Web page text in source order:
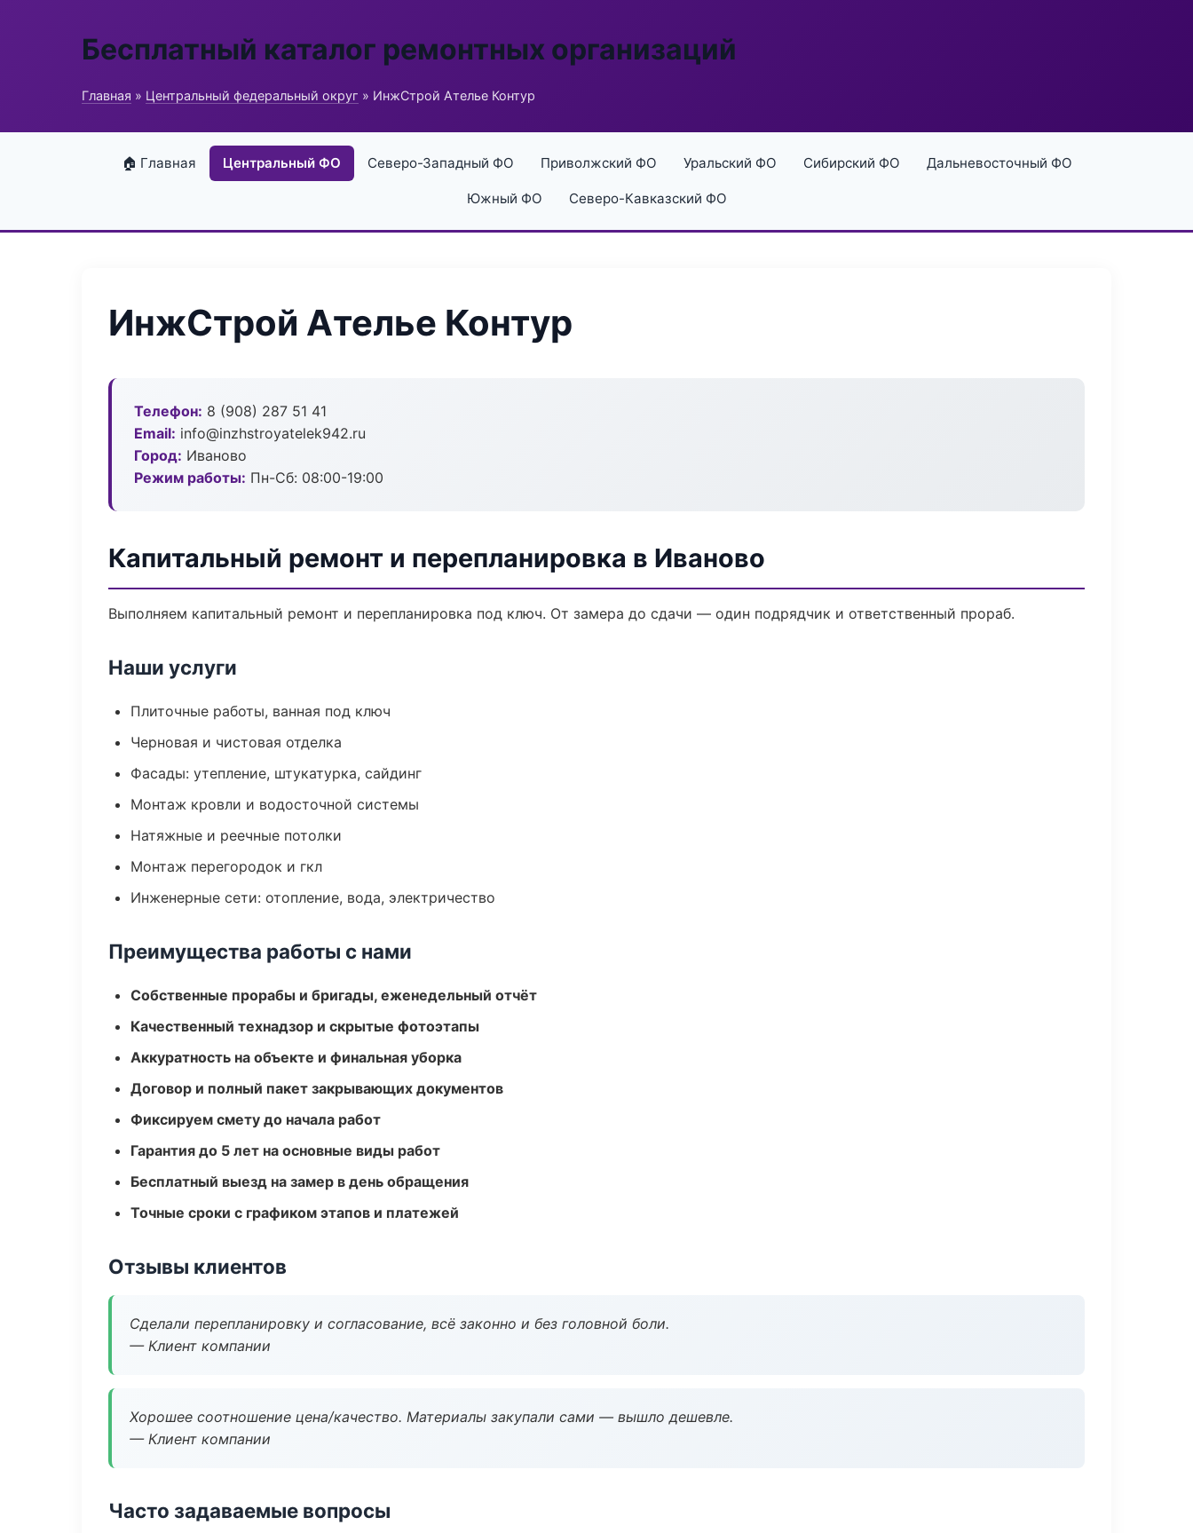
Бесплатный каталог ремонтных организаций
Главная » Центральный федеральный округ » ИнжСтрой Ателье Контур
🏠 Главная Центральный ФО Северо-Западный ФО Приволжский ФО Уральский ФО Сибирский ФО Дальневосточный ФО
Южный ФО Северо-Кавказский ФО
ИнжСтрой Ателье Контур
Телефон: 8 (908) 287 51 41
Email: info@inzhstroyatelek942.ru
Город: Иваново
Режим работы: Пн-Сб: 08:00-19:00
Капитальный ремонт и перепланировка в Иваново
Выполняем капитальный ремонт и перепланировка под ключ. От замера до сдачи — один подрядчик и ответственный прораб.
Наши услуги
Плиточные работы, ванная под ключ
Черновая и чистовая отделка
Фасады: утепление, штукатурка, сайдинг
Монтаж кровли и водосточной системы
Натяжные и реечные потолки
Монтаж перегородок и гкл
Инженерные сети: отопление, вода, электричество
Преимущества работы с нами
Собственные прорабы и бригады, еженедельный отчёт
Качественный технадзор и скрытые фотоэтапы
Аккуратность на объекте и финальная уборка
Договор и полный пакет закрывающих документов
Фиксируем смету до начала работ
Гарантия до 5 лет на основные виды работ
Бесплатный выезд на замер в день обращения
Точные сроки с графиком этапов и платежей
Отзывы клиентов
Сделали перепланировку и согласование, всё законно и без головной боли.
— Клиент компании
Хорошее соотношение цена/качество. Материалы закупали сами — вышло дешевле.
— Клиент компании
Часто задаваемые вопросы